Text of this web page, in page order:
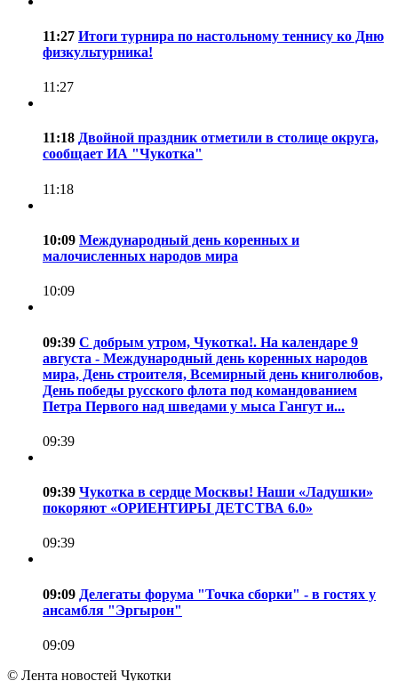
11:27 Итоги турнира по настольному теннису ко Дню
физкультурника!
11:27
11:18 Двойной праздник отметили в столице округа,
сообщает ИА "Чукотка"
11:18
10:09 Международный день коренных и
малочисленных народов мира
10:09
09:39 С добрым утром, Чукотка!. На календаре 9
августа - Международный день коренных народов
мира, День строителя, Всемирный день книголюбов,
День победы русского флота под командованием
Петра Первого над шведами у мыса Гангут и...
09:39
09:39 Чукотка в сердце Москвы! Наши «Ладушки»
покоряют «ОРИЕНТИРЫ ДЕТСТВА 6.0»
09:39
09:09 Делегаты форума "Точка сборки" - в гостях у
ансамбля "Эргырон"
09:09
© Лента новостей Чукотки